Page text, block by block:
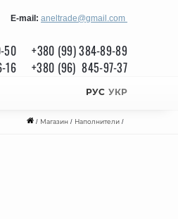
50
+380 (99) 384-89-89
16
+380 (96) 845-97-37
E-mail: aneltrade@gmail.com
РУС УКР
/ Магазин / Наполнители /